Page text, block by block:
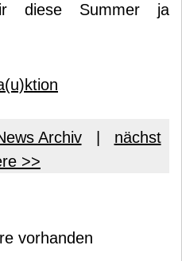
diese Summer ja
Archiv| nächst
>>
vorhanden